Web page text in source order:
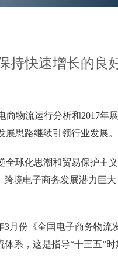
持快速增长的良
商物流运行分析和2017年
思路继续引领行业发展
球化思潮和贸易保护主
跨境电子商务发展潜力巨
3月份《全国电子商务物流
体系，这是指导“十三五”时